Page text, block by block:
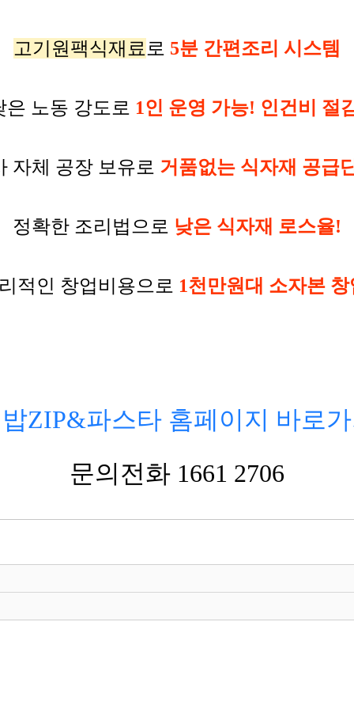
고기원팩식재료 로 5분 간편조리 시스템
은 노동 강도로 1인 운영 가능! 인건비 절
자체 공장 보유로 거품없는 식자재 공급
정확한 조리법으로 낮은 식자재 로스율!
적인 창업비용으로 1천만원대 소자본 창
ZIP&파스타 홈페이지 바로가
문의전화 1661 2706